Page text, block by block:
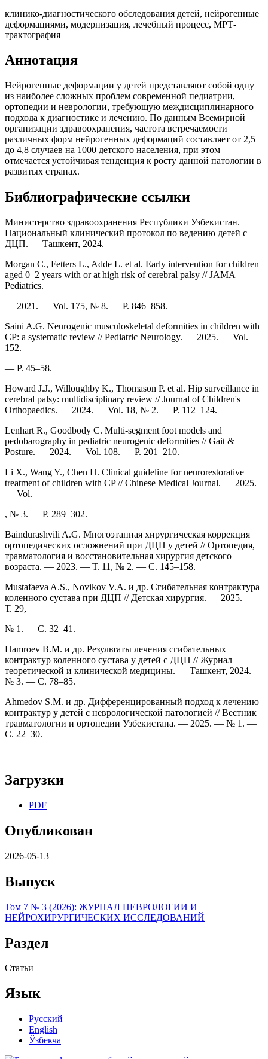
клинико-диагностического обследования детей, нейрогенные
деформациями, модернизация, лечебный процесс, МРТ-
трактография
Аннотация
Нейрогенные деформации у детей представляют собой одну
из наиболее сложных проблем современной педиатрии,
ортопедии и неврологии, требующую междисциплинарного
подхода к диагностике и лечению. По данным Всемирной
организации здравоохранения, частота встречаемости
различных форм нейрогенных деформаций составляет от 2,5
до 4,8 случаев на 1000 детского населения, при этом
отмечается устойчивая тенденция к росту данной патологии в
развитых странах.
Библиографические ссылки
Министерство здравоохранения Республики Узбекистан.
Национальный клинический протокол по ведению детей с
ДЦП. — Ташкент, 2024.
Morgan C., Fetters L., Adde L. et al. Early intervention for children
aged 0–2 years with or at high risk of cerebral palsy // JAMA
Pediatrics.
— 2021. — Vol. 175, № 8. — P. 846–858.
Saini A.G. Neurogenic musculoskeletal deformities in children with
CP: a systematic review // Pediatric Neurology. — 2025. — Vol.
152.
— P. 45–58.
Howard J.J., Willoughby K., Thomason P. et al. Hip surveillance in
cerebral palsy: multidisciplinary review // Journal of Children's
Orthopaedics. — 2024. — Vol. 18, № 2. — P. 112–124.
Lenhart R., Goodbody C. Multi-segment foot models and
pedobarography in pediatric neurogenic deformities // Gait &
Posture. — 2024. — Vol. 108. — P. 201–210.
Li X., Wang Y., Chen H. Clinical guideline for neurorestorative
treatment of children with CP // Chinese Medical Journal. — 2025.
— Vol.
, № 3. — P. 289–302.
Baindurashvili A.G. Многоэтапная хирургическая коррекция
ортопедических осложнений при ДЦП у детей // Ортопедия,
травматология и восстановительная хирургия детского
возраста. — 2023. — Т. 11, № 2. — С. 145–158.
Mustafaeva A.S., Novikov V.A. и др. Сгибательная контрактура
коленного сустава при ДЦП // Детская хирургия. — 2025. —
Т. 29,
№ 1. — С. 32–41.
Hamroev B.M. и др. Результаты лечения сгибательных
контрактур коленного сустава у детей с ДЦП // Журнал
теоретической и клинической медицины. — Ташкент, 2024. —
№ 3. — С. 78–85.
Ahmedov S.M. и др. Дифференцированный подход к лечению
контрактур у детей с неврологической патологией // Вестник
травматологии и ортопедии Узбекистана. — 2025. — № 1. —
С. 22–30.
Загрузки
PDF
Опубликован
2026-05-13
Выпуск
Том 7 № 3 (2026): ЖУРНАЛ НЕВРОЛОГИИ И
НЕЙРОХИРУРГИЧЕСКИХ ИССЛЕДОВАНИЙ
Раздел
Статьи
Язык
Русский
English
Ўзбекча